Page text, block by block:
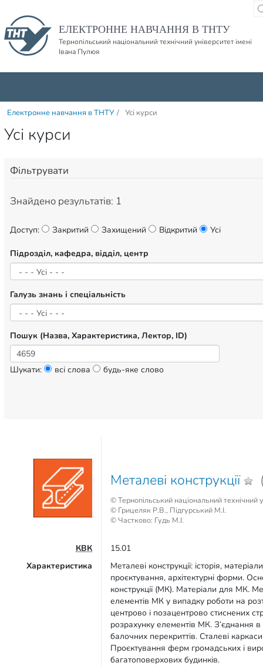
ЕЛЕКТРОННЕ НАВЧАННЯ В ТНТУ
Тернопільський національний технічний університет імені
Івана Пулюя
Електронне навчання в ТНТУ / Усі курси
Усі курси
Фільтрувати
Знайдено результатів: 1
Доступ: Закритий Захищений Відкритий Усі
Підрозділ, кафедра, відділ, центр
Галузь знань і спеціальність
Пошук (Назва, Характеристика, Лектор, ID)
Шукати: всі слова будь-яке слово
Металеві конструкції
© Тернопільський національний технічний
© Грицеляк Р.В., Підгурський М.І.
© Частково: Гудь М.І.
КВК
15.01
Характеристика
Металеві конструкції: історія,
проєктування, архітектурні форми.
конструкції (МК). Матеріали для МК.
елементів МК у випадку роботи на
центрово і позацентрово стиснених
розрахунку елементів МК. З’єднання
балочних перекриттів. Сталеві
Проєктування ферм громадських і
багатоповерхових будинків.